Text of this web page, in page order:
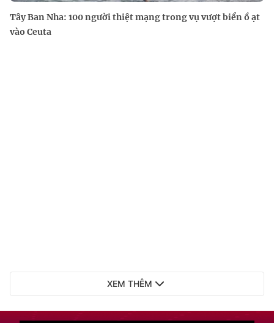
Tây Ban Nha: 100 người thiệt mạng trong vụ vượt biển ồ ạt
vào Ceuta
XEM THÊM